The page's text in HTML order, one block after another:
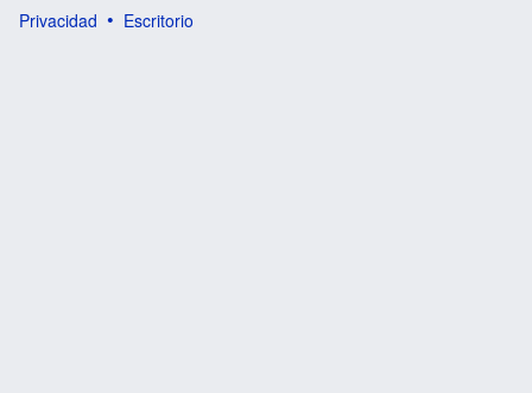
Privacidad
Escritorio